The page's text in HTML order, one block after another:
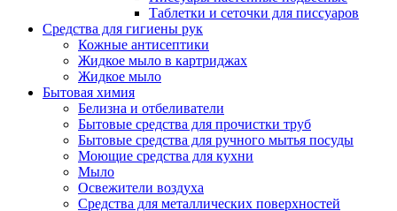
Таблетки и сеточки для писсуаров
Средства для гигиены рук
Кожные антисептики
Жидкое мыло в картриджах
Жидкое мыло
Бытовая химия
Белизна и отбеливатели
Бытовые средства для прочистки труб
Бытовые средства для ручного мытья посуды
Моющие средства для кухни
Мыло
Освежители воздуха
Средства для металлических поверхностей